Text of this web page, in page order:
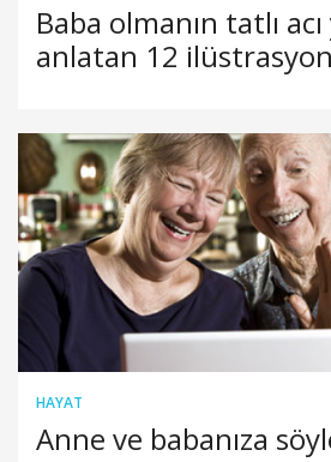
Baba olmanın tatlı acı
anlatan 12 ilüstrasyon
HAYAT
Anne ve babanıza